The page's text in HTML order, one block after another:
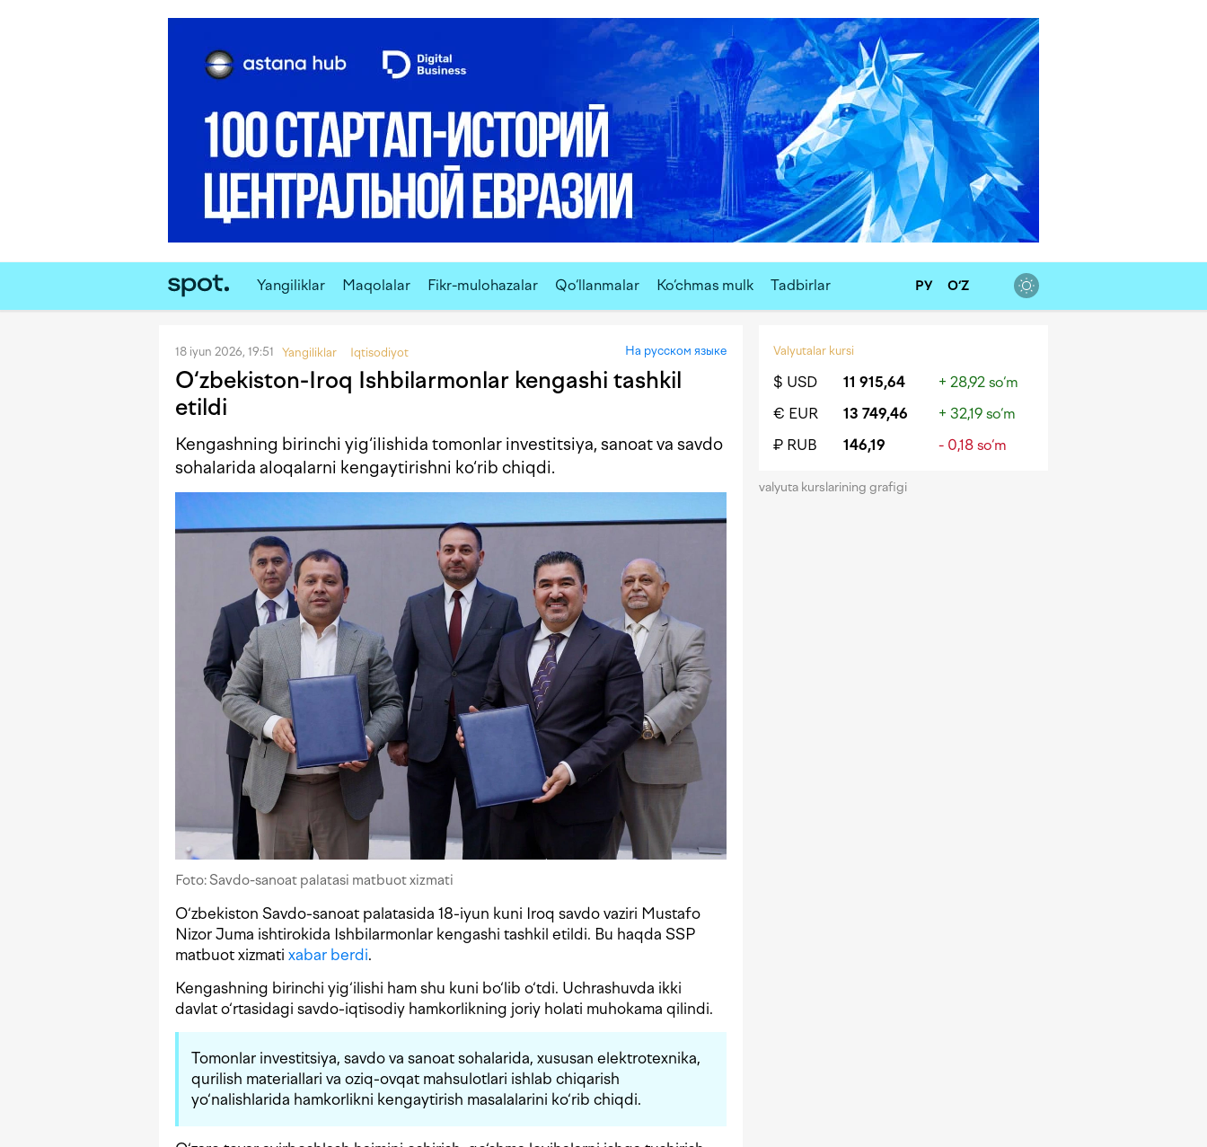
Yangiliklar Maqolalar Fikr-mulohazalar Qo‘llanmalar Ko‘chmas mulk Tadbirlar РУ O‘Z
18 iyun 2026, 19:51 Yangiliklar Iqtisodiyot На русском языке
O‘zbekiston-Iroq Ishbilarmonlar kengashi tashkil
etildi
Kengashning birinchi yig‘ilishida tomonlar investitsiya, sanoat va savdo
sohalarida aloqalarni kengaytirishni ko‘rib chiqdi.
Foto: Savdo-sanoat palatasi matbuot xizmati
O‘zbekiston Savdo-sanoat palatasida 18-iyun kuni Iroq savdo vaziri Mustafo
Nizor Juma ishtirokida Ishbilarmonlar kengashi tashkil etildi. Bu haqda SSP
matbuot xizmati xabar berdi.
Kengashning birinchi yig‘ilishi ham shu kuni bo‘lib o‘tdi. Uchrashuvda ikki
davlat o‘rtasidagi savdo-iqtisodiy hamkorlikning joriy holati muhokama qilindi.
Tomonlar investitsiya, savdo va sanoat sohalarida, xususan elektrotexnika,
qurilish materiallari va oziq-ovqat mahsulotlari ishlab chiqarish
yo‘nalishlarida hamkorlikni kengaytirish masalalarini ko‘rib chiqdi.
Valyutalar kursi
$ USD 11 915,64
+ 28,92 so‘m
€ EUR
13 749,46
+ 32,19 so‘m
₽ RUB
146,19 - 0,18 so‘m
valyuta kurslarining grafigi